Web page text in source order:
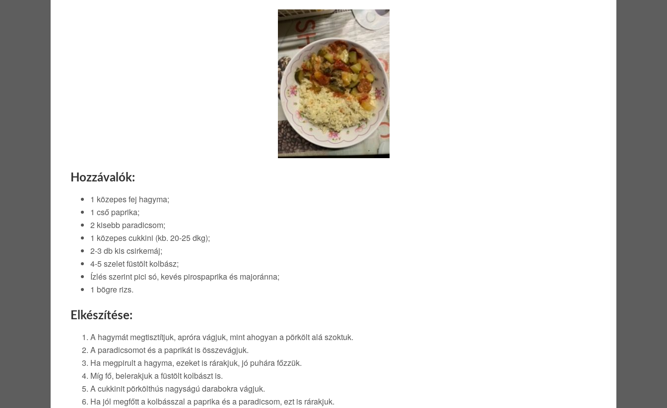
Hozzávalók:
1 közepes fej hagyma;
1 cső paprika;
2 kisebb paradicsom;
1 közepes cukkini (kb. 20-25 dkg);
2-3 db kis csirkemáj;
4-5 szelet füstölt kolbász;
Ízlés szerint pici só, kevés pirospaprika és majoránna;
1 bögre rizs.
Elkészítése:
A hagymát megtisztítjuk, apróra vágjuk, mint ahogyan a pörkölt alá szoktuk.
A paradicsomot és a paprikát is összevágjuk.
Ha megpirult a hagyma, ezeket is rárakjuk, jó puhára főzzük.
Míg fő, belerakjuk a füstölt kolbászt is.
A cukkinit pörkölthús nagyságú darabokra vágjuk.
Ha jól megfőtt a kolbásszal a paprika és a paradicsom, ezt is rárakjuk.